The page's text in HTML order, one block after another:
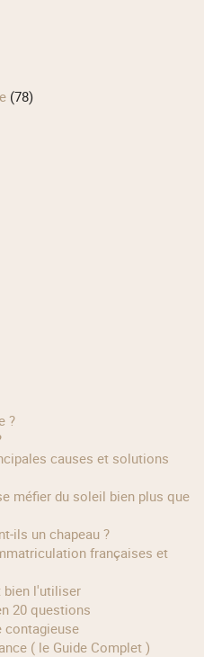
(78)
?
un chapeau ?
bien l'utiliser
20 questions
contagieuse
( le Guide Complet )